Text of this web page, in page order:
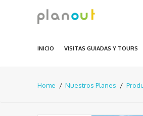
INICIO VISITAS GUIADAS Y TOURS
Home Nuestros Planes